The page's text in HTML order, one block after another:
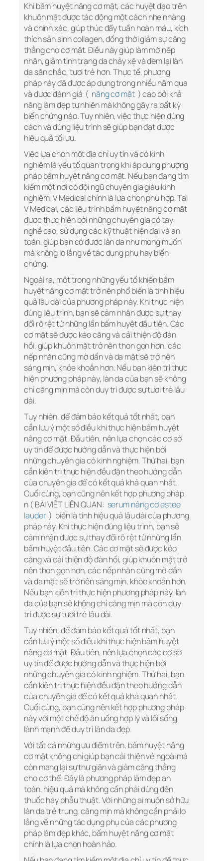
Khi bấm huyệt nâng cơ mặt, các huyệt đạo trên
khuôn mặt được tác động một cách nhẹ nhàng
và chính xác, giúp thúc đẩy tuần hoàn máu, kích
thích sản sinh collagen, đồng thời giảm sự căng
thẳng cho cơ mặt. Điều này giúp làm mờ nếp
nhăn, giảm tình trạng da chảy xệ và đem lại làn
da săn chắc, tươi trẻ hơn. Thực tế, phương
pháp này đã được áp dụng trong nhiều năm qua
và được đánh giá ( nâng cơ mặt) cao bởi khả
năng làm đẹp tự nhiên mà không gây ra bất kỳ
biến chứng nào. Tuy nhiên, việc thực hiện đúng
cách và đúng liệu trình sẽ giúp bạn đạt được
hiệu quả tối ưu.
Việc lựa chọn một địa chỉ uy tín và có kinh
nghiệm là yếu tố quan trọng khi áp dụng phương
pháp bấm huyệt nâng cơ mặt. Nếu bạn đang tìm
kiếm một nơi có đội ngũ chuyên gia giàu kinh
nghiệm, V Medical chính là lựa chọn phù hợp. Tại
V Medical, các liệu trình bấm huyệt nâng cơ mặt
được thực hiện bởi những chuyên gia có tay
nghề cao, sử dụng các kỹ thuật hiện đại và an
toàn, giúp bạn có được làn da như mong muốn
mà không lo lắng về tác dụng phụ hay biến
chứng.
Ngoài ra, một trong những yếu tố khiến bấm
huyệt nâng cơ mặt trở nên phổ biến là tính hiệu
quả lâu dài của phương pháp này. Khi thực hiện
đúng liệu trình, bạn sẽ cảm nhận được sự thay
đổi rõ rệt từ những lần bấm huyệt đầu tiên. Các
cơ mặt sẽ được kéo căng và cải thiện độ đàn
hồi, giúp khuôn mặt trở nên thon gọn hơn, các
nếp nhăn cũng mờ dần và da mặt sẽ trở nên
sáng mịn, khỏe khoắn hơn. Nếu bạn kiên trì thực
hiện phương pháp này, làn da của bạn sẽ không
chỉ căng mịn mà còn duy trì được sự tươi trẻ lâu
dài.
Tuy nhiên, để đảm bảo kết quả tốt nhất, bạn
cần lưu ý một số điều khi thực hiện bấm huyệt
nâng cơ mặt. Đầu tiên, nên lựa chọn các cơ sở
uy tín để được hướng dẫn và thực hiện bởi
những chuyên gia có kinh nghiệm. Thứ hai, bạn
cần kiên trì thực hiện đều đặn theo hướng dẫn
của chuyên gia để có kết quả khả quan nhất.
Cuối cùng, bạn cũng nên kết hợp phương pháp
n ( BÀI VIẾT LIÊN QUAN: serum nâng cơ estee
lauder ) biến là tính hiệu quả lâu dài của phương
pháp này. Khi thực hiện đúng liệu trình, bạn sẽ
cảm nhận được sự thay đổi rõ rệt từ những lần
bấm huyệt đầu tiên. Các cơ mặt sẽ được kéo
căng và cải thiện độ đàn hồi, giúp khuôn mặt trở
nên thon gọn hơn, các nếp nhăn cũng mờ dần
và da mặt sẽ trở nên sáng mịn, khỏe khoắn hơn.
Nếu bạn kiên trì thực hiện phương pháp này, làn
da của bạn sẽ không chỉ căng mịn mà còn duy
trì được sự tươi trẻ lâu dài.
Tuy nhiên, để đảm bảo kết quả tốt nhất, bạn
cần lưu ý một số điều khi thực hiện bấm huyệt
nâng cơ mặt. Đầu tiên, nên lựa chọn các cơ sở
uy tín để được hướng dẫn và thực hiện bởi
những chuyên gia có kinh nghiệm. Thứ hai, bạn
cần kiên trì thực hiện đều đặn theo hướng dẫn
của chuyên gia để có kết quả khả quan nhất.
Cuối cùng, bạn cũng nên kết hợp phương pháp
này với một chế độ ăn uống hợp lý và lối sống
lành mạnh để duy trì làn da đẹp.
Với tất cả những ưu điểm trên, bấm huyệt nâng
cơ mặt không chỉ giúp bạn cải thiện vẻ ngoài mà
còn mang lại sự thư giãn và giảm căng thẳng
cho cơ thể. Đây là phương pháp làm đẹp an
toàn, hiệu quả mà không cần phải dùng đến
thuốc hay phẫu thuật. Với những ai muốn sở hữu
làn da trẻ trung, căng mịn mà không cần phải lo
lắng về những tác dụng phụ của các phương
pháp làm đẹp khác, bấm huyệt nâng cơ mặt
chính là lựa chọn hoàn hảo.